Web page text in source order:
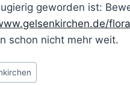
geworden ist:
schon nicht mehr weit.